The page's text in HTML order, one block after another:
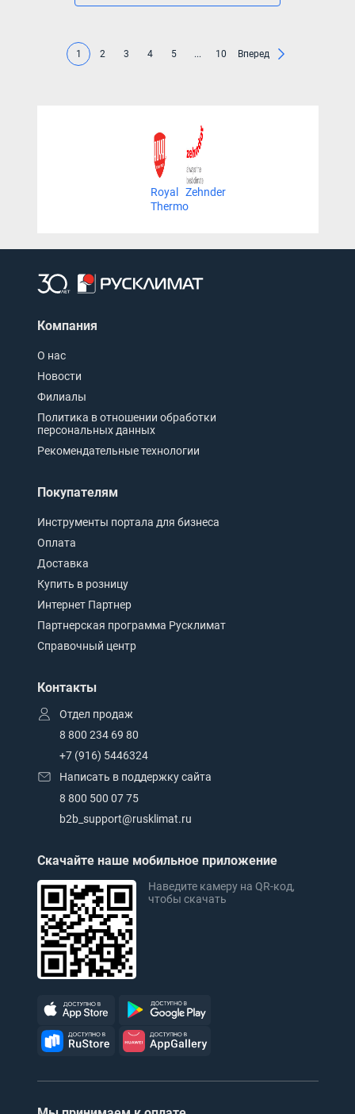
1 2 3 4 5 ... 10 Вперед
Royal
Thermo
Zehnder
Компания
О нас
Новости
Филиалы
Политика в отношении обработки
персональных данных
Рекомендательные технологии
Покупателям
Инструменты портала для бизнеса
Оплата
Доставка
Купить в розницу
Интернет Партнер
Партнерская программа Русклимат
Справочный центр
Контакты
Отдел продаж
8 800 234 69 80
+7 (916) 5446324
Написать в поддержку сайта
8 800 500 07 75
b2b_support@rusklimat.ru
Скачайте наше мобильное приложение
Наведите камеру на QR-код,
чтобы скачать